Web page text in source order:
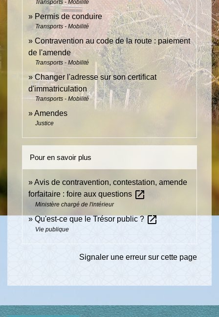
Transports - Mobilité
Permis de conduire
Transports - Mobilité
Contravention au code de la route : paiement
de l'amende
Transports - Mobilité
Changer l'adresse sur son certificat
d'immatriculation
Transports - Mobilité
Amendes
Justice
Pour en savoir plus
Avis de contravention, contestation, amende
forfaitaire : foire aux questions open_in_new
Ministère chargé de l'intérieur
Qu'est-ce que le Trésor public ? open_in_new
Vie publique
Signaler une erreur sur cette page